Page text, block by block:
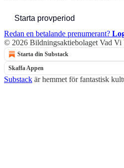
Starta provperiod
Redan en betalande prenumerant?
© 2026 Bildningsaktiebolaget Vad Vi
Starta din Substack
Skaffa Appen
Substack är hemmet för fantastisk